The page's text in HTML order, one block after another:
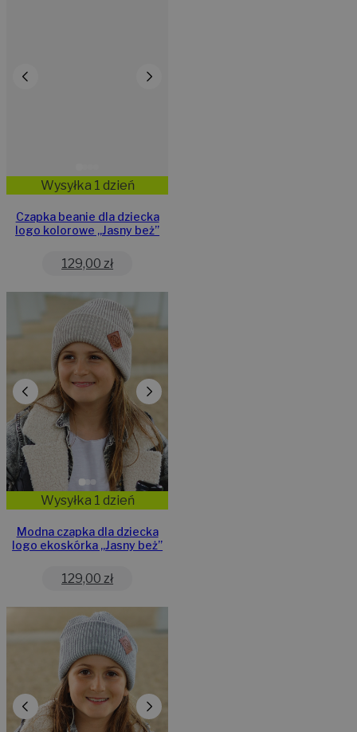
Wysyłka 1 dzień
Czapka beanie dla dziecka
logo kolorowe „Jasny beż”
129,00 zł
Wysyłka 1 dzień
Modna czapka dla dziecka
logo ekoskórka „Jasny beż”
129,00 zł